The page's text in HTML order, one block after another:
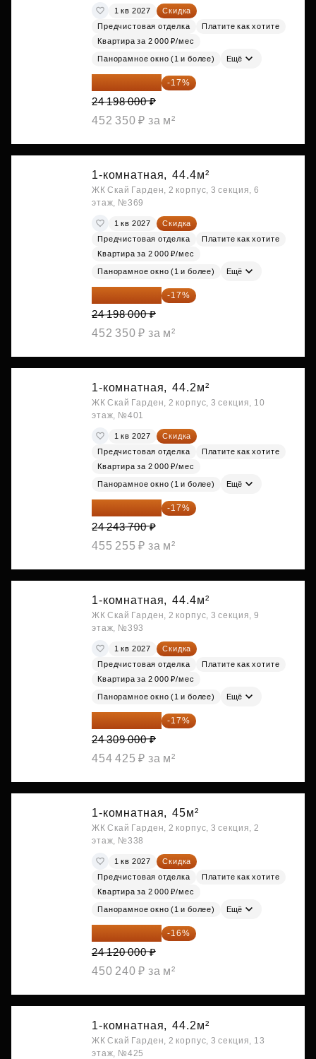
1 кв 2027
Скидка
Предчистовая отделка
Платите как хотите
Квартира за 2 000 ₽/мес
Панорамное окно (1 и более) Ещё
20 084 340 ₽ -17%
24 198 000 ₽
452 350 ₽ за м²
1-комнатная, 44.4м²
ЖК Скай Гарден, 2 корпус, 3 секция, 6
этаж, №369
1 кв 2027
Скидка
Предчистовая отделка
Платите как хотите
Квартира за 2 000 ₽/мес
Панорамное окно (1 и более) Ещё
20 084 340 ₽ -17%
24 198 000 ₽
452 350 ₽ за м²
1-комнатная, 44.2м²
ЖК Скай Гарден, 2 корпус, 3 секция, 10
этаж, №401
1 кв 2027
Скидка
Предчистовая отделка
Платите как хотите
Квартира за 2 000 ₽/мес
Панорамное окно (1 и более) Ещё
20 122 271 ₽ -17%
24 243 700 ₽
455 255 ₽ за м²
1-комнатная, 44.4м²
ЖК Скай Гарден, 2 корпус, 3 секция, 9
этаж, №393
1 кв 2027
Скидка
Предчистовая отделка
Платите как хотите
Квартира за 2 000 ₽/мес
Панорамное окно (1 и более) Ещё
20 176 470 ₽ -17%
24 309 000 ₽
454 425 ₽ за м²
1-комнатная, 45м²
ЖК Скай Гарден, 2 корпус, 3 секция, 2
этаж, №338
1 кв 2027
Скидка
Предчистовая отделка
Платите как хотите
Квартира за 2 000 ₽/мес
Панорамное окно (1 и более) Ещё
20 260 800 ₽ -16%
24 120 000 ₽
450 240 ₽ за м²
1-комнатная, 44.2м²
ЖК Скай Гарден, 2 корпус, 3 секция, 13
этаж, №425